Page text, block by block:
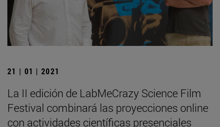
21 | 01 | 2021
La II edición de LabMeCrazy Science Film
Festival combinará las proyecciones online
con actividades científicas presenciales